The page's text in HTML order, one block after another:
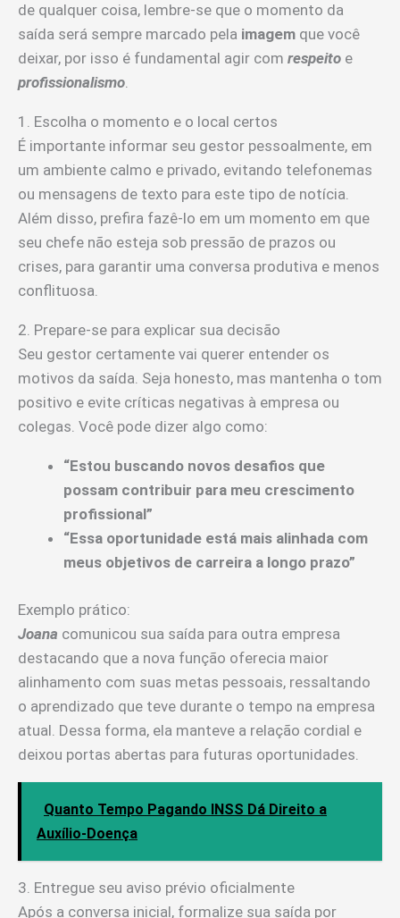
de qualquer coisa, lembre-se que o momento da
saída será sempre marcado pela imagem que você
deixar, por isso é fundamental agir com respeito e
profissionalismo.
1. Escolha o momento e o local certos
É importante informar seu gestor pessoalmente, em
um ambiente calmo e privado, evitando telefonemas
ou mensagens de texto para este tipo de notícia.
Além disso, prefira fazê-lo em um momento em que
seu chefe não esteja sob pressão de prazos ou
crises, para garantir uma conversa produtiva e menos
conflituosa.
2. Prepare-se para explicar sua decisão
Seu gestor certamente vai querer entender os
motivos da saída. Seja honesto, mas mantenha o tom
positivo e evite críticas negativas à empresa ou
colegas. Você pode dizer algo como:
“Estou buscando novos desafios que
possam contribuir para meu crescimento
profissional”
“Essa oportunidade está mais alinhada com
meus objetivos de carreira a longo prazo”
Exemplo prático:
Joana comunicou sua saída para outra empresa
destacando que a nova função oferecia maior
alinhamento com suas metas pessoais, ressaltando
o aprendizado que teve durante o tempo na empresa
atual. Dessa forma, ela manteve a relação cordial e
deixou portas abertas para futuras oportunidades.
Quanto Tempo Pagando INSS Dá Direito a
Auxílio-Doença
3. Entregue seu aviso prévio oficialmente
Após a conversa inicial, formalize sua saída por